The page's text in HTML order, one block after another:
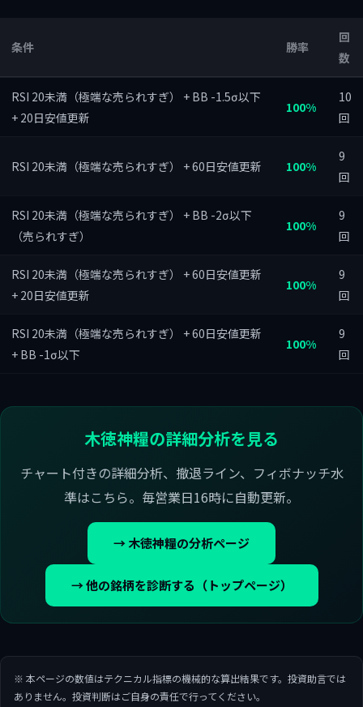
条件 勝率
回
数
RSI 20未満（極端な売られすぎ） + BB -1.5σ以下
+ 20日安値更新
100%
10
回
RSI 20未満（極端な売られすぎ） + 60日安値更新 100%
9
回
RSI 20未満（極端な売られすぎ） + BB -2σ以下
（売られすぎ）
100%
9
回
RSI 20未満（極端な売られすぎ） + 60日安値更新
+ 20日安値更新
100%
9
回
RSI 20未満（極端な売られすぎ） + 60日安値更新
+ BB -1σ以下
100%
9
回
木徳神糧の詳細分析を見る
チャート付きの詳細分析、撤退ライン、フィボナッチ水
準はこちら。毎営業日16時に自動更新。
→ 木徳神糧の分析ページ
→ 他の銘柄を診断する（トップページ）
※ 本ページの数値はテクニカル指標の機械的な算出結果です。投資助言では
ありません。投資判断はご自身の責任で行ってください。